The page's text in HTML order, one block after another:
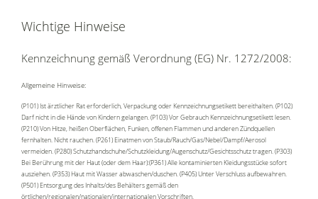
Wichtige Hinweise
Kennzeichnung gemäß Verordnung (EG) Nr. 1272/2008:
Allgemeine Hinweise:
(P101) Ist ärztlicher Rat erforderlich, Verpackung oder Kennzeichnungsetikett bereithalten. (P102)
Darf nicht in die Hände von Kindern gelangen. (P103) Vor Gebrauch Kennzeichnungsetikett lesen.
(P210) Von Hitze, heißen Oberflächen, Funken, offenen Flammen und anderen Zündquellen
fernhalten. Nicht rauchen. (P261) Einatmen von Staub/Rauch/Gas/Nebel/Dampf/Aerosol
vermeiden. (P280) Schutzhandschuhe/Schutzkleidung/Augenschutz/Gesichtsschutz tragen. (P303)
Bei Berührung mit der Haut (oder dem Haar):(P361) Alle kontaminierten Kleidungsstücke sofort
ausziehen. (P353) Haut mit Wasser abwaschen/duschen. (P405) Unter Verschluss aufbewahren.
(P501) Entsorgung des Inhalts/des Behälters gemäß den
örtlichen/regionalen/nationalen/internationalen Vorschriften.